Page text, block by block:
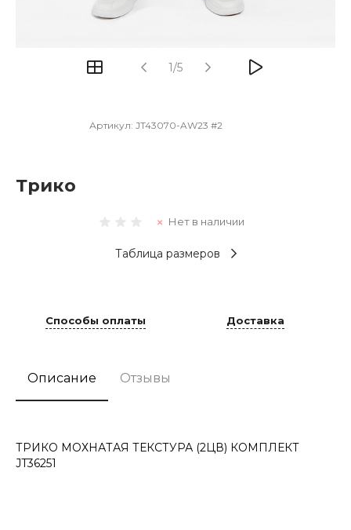
1/5
Артикул: JT43070-AW23 #2
Трико
Нет в наличии
Таблица размеров
Способы оплаты Доставка
Описание Отзывы
ТРИКО МОХНАТАЯ ТЕКСТУРА (2ЦВ) КОМПЛЕКТ
JT36251